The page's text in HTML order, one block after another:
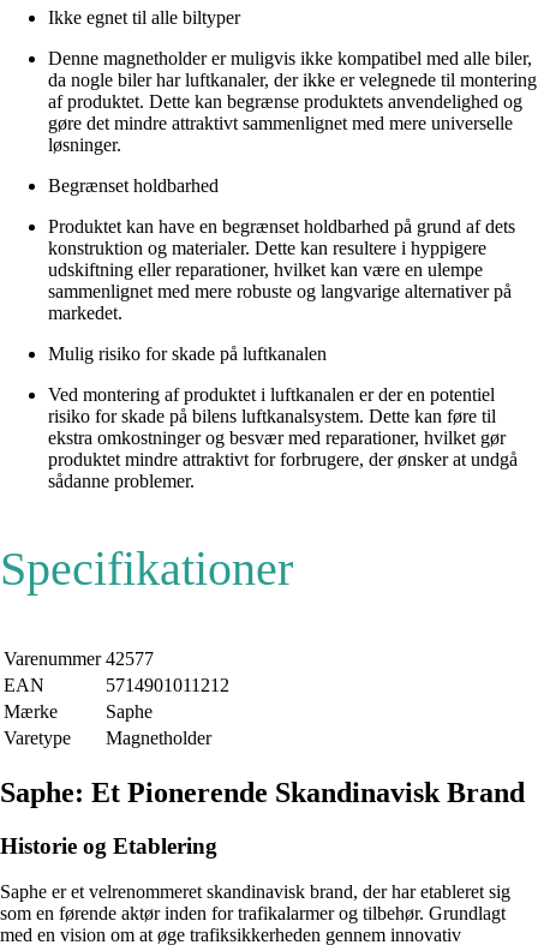
Ikke egnet til alle biltyper
Denne magnetholder er muligvis ikke kompatibel med alle biler,
da nogle biler har luftkanaler, der ikke er velegnede til montering
af produktet. Dette kan begrænse produktets anvendelighed og
gøre det mindre attraktivt sammenlignet med mere universelle
løsninger.
Begrænset holdbarhed
Produktet kan have en begrænset holdbarhed på grund af dets
konstruktion og materialer. Dette kan resultere i hyppigere
udskiftning eller reparationer, hvilket kan være en ulempe
sammenlignet med mere robuste og langvarige alternativer på
markedet.
Mulig risiko for skade på luftkanalen
Ved montering af produktet i luftkanalen er der en potentiel
risiko for skade på bilens luftkanalsystem. Dette kan føre til
ekstra omkostninger og besvær med reparationer, hvilket gør
produktet mindre attraktivt for forbrugere, der ønsker at undgå
sådanne problemer.
Specifikationer
Varenummer 42577
EAN
5714901011212
Mærke
Saphe
Varetype
Magnetholder
Saphe: Et Pionerende Skandinavisk Brand
Historie og Etablering
Saphe er et velrenommeret skandinavisk brand, der har etableret sig
som en førende aktør inden for trafikalarmer og tilbehør. Grundlagt
med en vision om at øge trafiksikkerheden gennem innovativ